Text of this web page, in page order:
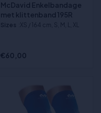
McDavid Enkelbandage
met klittenband 195R
Sizes :XS / 164 cm, S, M, L, XL
€60,00